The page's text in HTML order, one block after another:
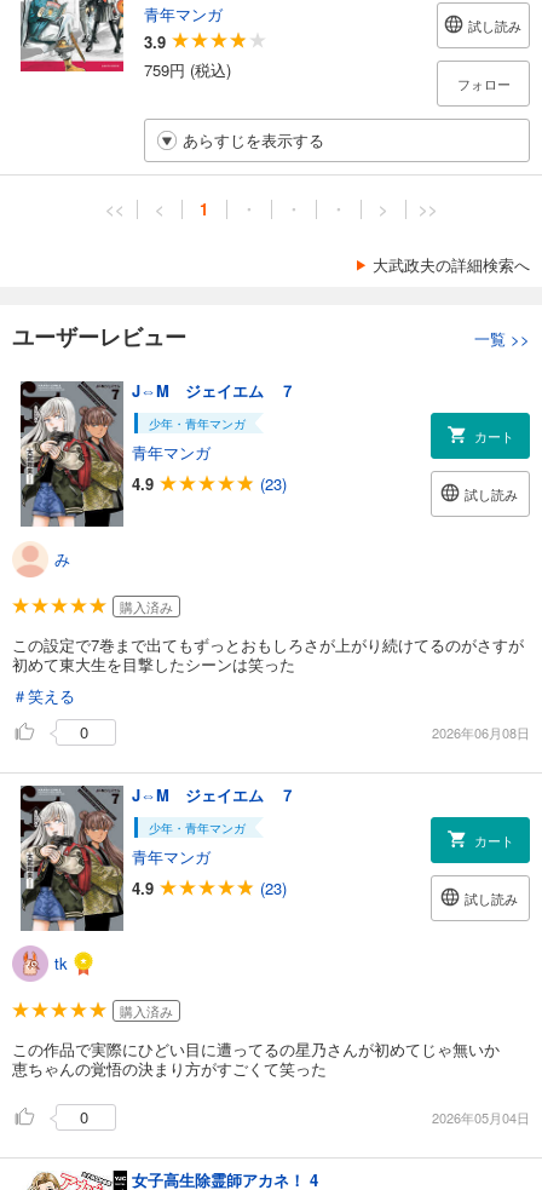
青年マンガ
3.9
759円 (税込)
試し読み
フォロー
あらすじを表示する
<< < 1 ・ ・ ・ > >>
大武政夫の詳細検索へ
ユーザーレビュー 一覧 >>
J⇔M ジェイエム ７
少年・青年マンガ
青年マンガ
4.9
(23)
カート
試し読み
み
購入済み
この設定で7巻まで出てもずっとおもしろさが上がり続けてるのがさすが
初めて東大生を目撃したシーンは笑った
＃笑える
0
2026年06月08日
J⇔M ジェイエム ７
少年・青年マンガ
青年マンガ
4.9
(23)
カート
試し読み
tk
購入済み
この作品で実際にひどい目に遭ってるの星乃さんが初めてじゃ無いか
恵ちゃんの覚悟の決まり方がすごくて笑った
0 2026年05月04日
女子高生除霊師アカネ！ 4